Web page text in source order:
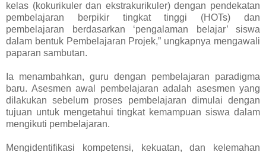
kelas (kokurikuler dan ekstrakurikuler) dengan pendekatan
pembelajaran berpikir tingkat tinggi (HOTs) dan
pembelajaran berdasarkan ‘pengalaman belajar’ siswa
dalam bentuk Pembelajaran Projek,” ungkapnya mengawali
paparan sambutan.
Ia menambahkan, guru dengan pembelajaran paradigma
baru. Asesmen awal pembelajaran adalah asesmen yang
dilakukan sebelum proses pembelajaran dimulai dengan
tujuan untuk mengetahui tingkat kemampuan siswa dalam
mengikuti pembelajaran.
Mengidentifikasi kompetensi, kekuatan, dan kelemahan